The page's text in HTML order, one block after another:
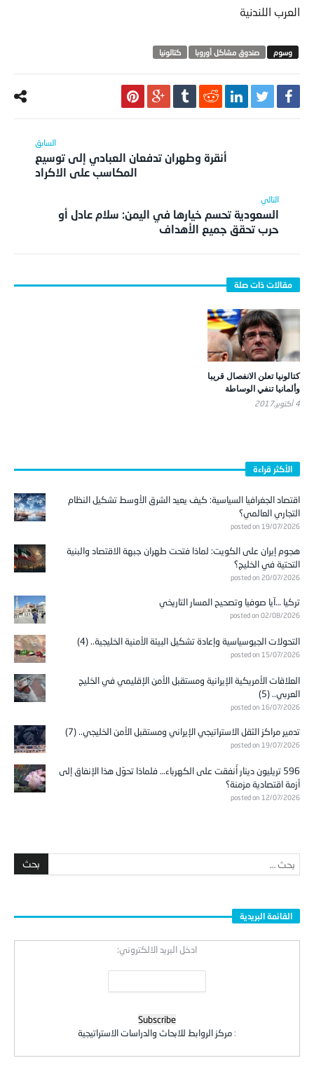
العرب اللندنية
صندوق مشاكل أوروبا كتالونيا
أنقرة وطهران تدفعان العبادي إلى توسيع
المكاسب على الاكراد
السعودية تحسم خيارها في اليمن: سلام عادل أو
حرب تحقق جميع الأهداف
كتالونيا تعلن الانفصال قريبا
وألمانيا تنفي الوساطة
4 أكتوبر,2017
الأكثر قراءة
اقتصاد الجغرافيا السياسية: كيف يعيد الشرق الأوسط تشكيل النظام
التجاري العالمي؟
posted on 19/07/2026
هجوم إيران على الكويت: لماذا فتحت طهران جبهة الاقتصاد والبنية
التحتية في الخليج؟
posted on 20/07/2026
تركيا …آيا صوفيا وتصحيح المسار التاريخي
posted on 02/08/2026
التحولات الجيوسياسية وإعادة تشكيل البيئة الأمنية الخليجية.. (4)
posted on 15/07/2026
العلاقات الأمريكية الإيرانية ومستقبل الأمن الإقليمي في الخليج
العربي.. (5)
posted on 16/07/2026
تدمير مراكز الثقل الاستراتيجي الإيراني ومستقبل الأمن الخليجي.. (7)
posted on 19/07/2026
596 تريليون دينار أُنفقت على الكهرباء… فلماذا تحوّل هذا الإنفاق إلى
أزمة اقتصادية مزمنة؟
posted on 12/07/2026
القائمة البريدية
ادخل البريد الالكتروني:
: مركز الروابط للابحاث والدراسات الاستراتيجية